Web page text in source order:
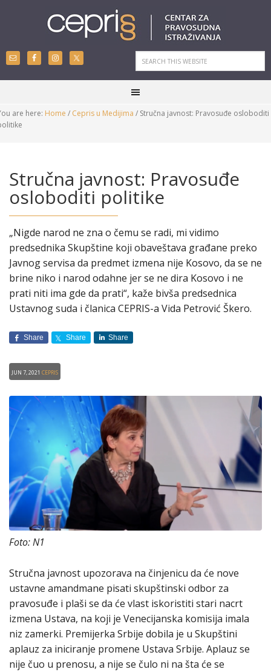
are here: Home / Cepris u Medijima / Stručna javnost: Pravosuđe osloboditi
Stručna javnost: Pravosuđe
osloboditi politike
„Nigde narod ne zna o čemu se radi, mi vidimo
predsednika Skupštine koji obaveštava građane preko
Javnog servisa da predmet izmena nije Kosovo, da se ne
brine niko i narod odahne jer se ne dira Kosovo i ne
prati niti ima gde da prati“, kaže bivša predsednica
Ustavnog suda i članica CEPRIS-a Vida Petrović Škero.
Share Share Share
Jun 7, 2021 CEPRIS
Foto: N1
Stručna javnost upozorava na činjenicu da će nove
ustavne amandmane pisati skupštinski odbor za
pravosuđe i plaši se da će vlast iskoristiti stari nacrt
izmena Ustava, na koji je Venecijanska komisija imala
niz zamerki. Premijerka Srbije dobila je u Skupštini
aplauz za iniciranje promene Ustava Srbije. Aplauz se
nije čuo u prenosu, a nije se čulo ni na šta će se